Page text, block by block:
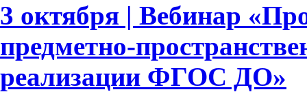
3 октября | Вебинар
предметно-
реализации ФГОС ДО»